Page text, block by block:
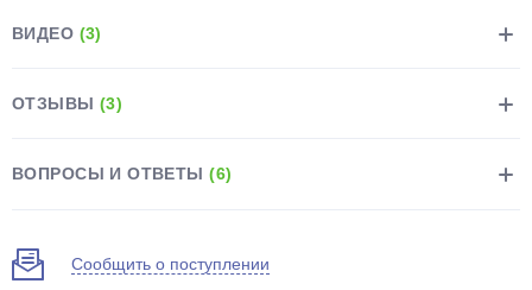
ВИДЕО (3)
ОТЗЫВЫ (3)
ВОПРОСЫ И ОТВЕТЫ(6)
Сообщить о поступлении